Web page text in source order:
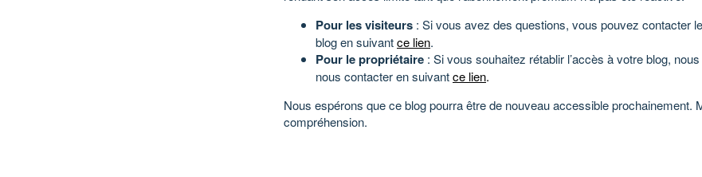
Pour les visiteurs : Si vous avez des questions, vous pouvez contacter
blog en suivantce lien.
Pour le propriétaire : Si vous souhaitez rétablir l’accès à votre blog,
nous contacter en suivantce lien.
Nous espérons que ce blog pourra être de nouveau accessible prochainement.
compréhension.